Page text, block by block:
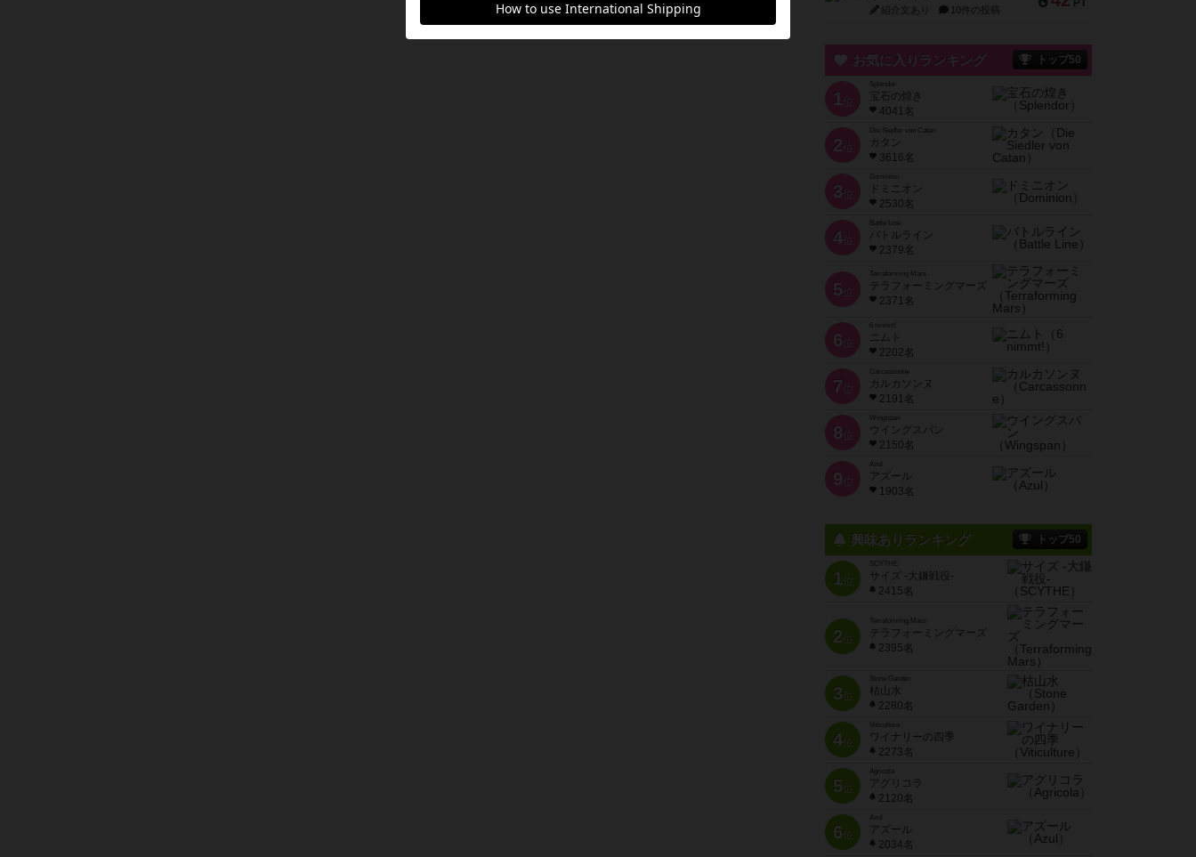
PT
紹介文あり 10件の投稿
お気に入りランキング トップ50
1 位
宝石の煌き
4041名
2 位
Die Siedler von Catan
カタン
3616名
3 位
ドミニオン
2530名
4位
Battle Line
バトルライン
2379名
5 位
Terraforming Mars
テラフォーミングマーズ
2371名
6 位
ニムト
2202名
7 位
Carcassonne
カルカソンヌ
2191名
8 位
Wingspan
ウイングスパン
2150名
9 位
Azul
アズール
1903名
興味ありランキング トップ50
1位
SCYTHE
サイズ -大鎌戦役-
2415名
2位
Terraforming Mars
テラフォーミングマーズ
2395名
3位
Stone Garden
枯山水
2280名
4位
Viticulture
ワイナリーの四季
2273名
5位
Agricola
アグリコラ
2120名
6位
Azul
アズール
2034名